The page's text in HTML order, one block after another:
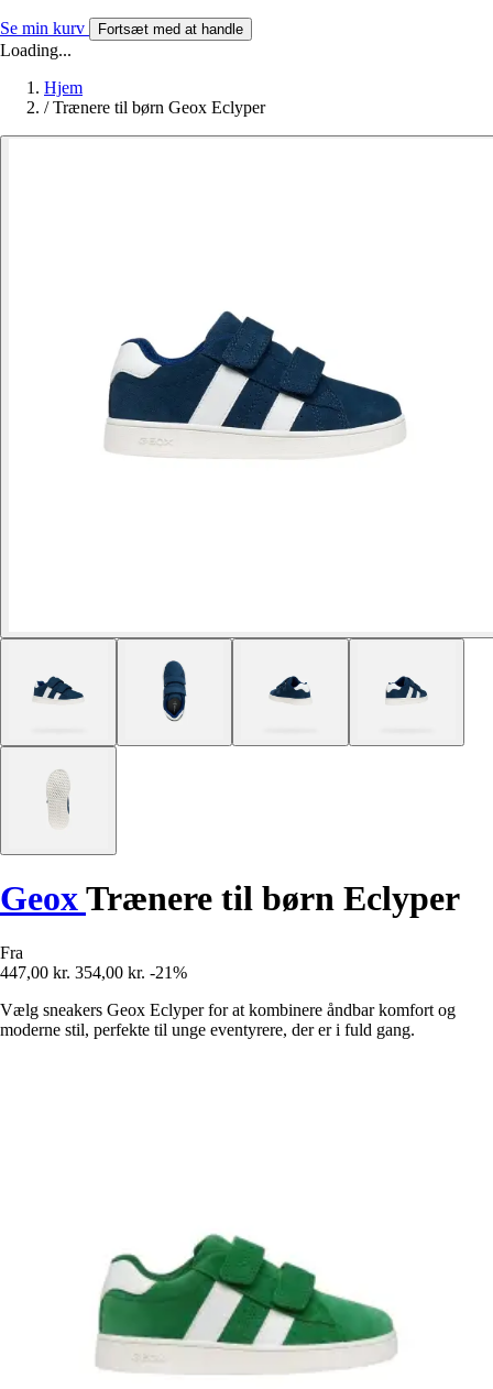
Se min kurv Fortsæt med at handle
Loading...
Hjem
/ Trænere til børn Geox Eclyper
GeoxTrænere til børn Eclyper
Fra
447,00 kr. 354,00 kr. -21%
Vælg sneakers Geox Eclyper for at kombinere åndbar komfort og
moderne stil, perfekte til unge eventyrere, der er i fuld gang.